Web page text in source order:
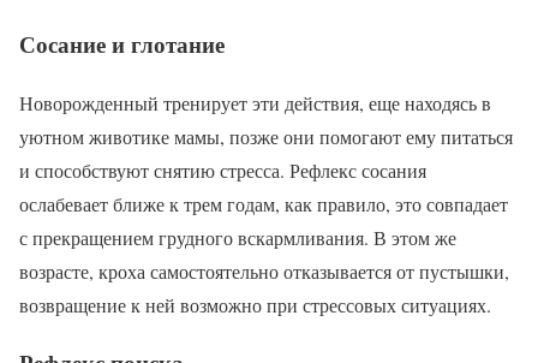
Сосание и глотание
Новорожденный тренирует эти действия, еще находясь в
уютном животике мамы, позже они помогают ему питаться
и способствуют снятию стресса. Рефлекс сосания
ослабевает ближе к трем годам, как правило, это совпадает
с прекращением грудного вскармливания. В этом же
возрасте, кроха самостоятельно отказывается от пустышки,
возвращение к ней возможно при стрессовых ситуациях.